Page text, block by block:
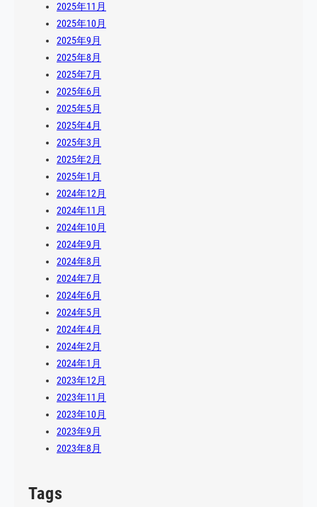
2025年11月
2025年10月
2025年9月
2025年8月
2025年7月
2025年6月
2025年5月
2025年4月
2025年3月
2025年2月
2025年1月
2024年12月
2024年11月
2024年10月
2024年9月
2024年8月
2024年7月
2024年6月
2024年5月
2024年4月
2024年2月
2024年1月
2023年12月
2023年11月
2023年10月
2023年9月
2023年8月
Tags